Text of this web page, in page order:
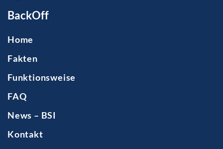
BackOff
Home
Fakten
Funktionsweise
FAQ
News – BSI
Kontakt